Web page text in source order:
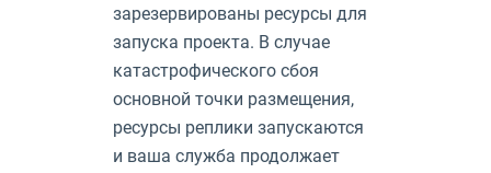
зарезервированы ресурсы для
запуска проекта. В случае
катастрофического сбоя
основной точки размещения,
ресурсы реплики запускаются
и ваша служба продолжает